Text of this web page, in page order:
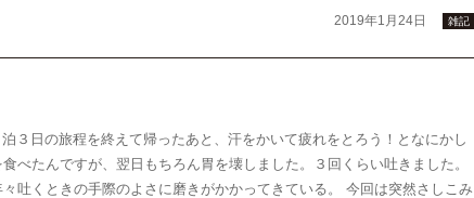
2019年1月24日 雑記
３日の旅程を終えて帰ったあと、汗をかいて疲れをとろう！となにかし
べたんですが、翌日もちろん胃を壊しました。３回くらい吐きました。
吐くときの手際のよさに磨きがかかってきている。 今回は突然さしこみ